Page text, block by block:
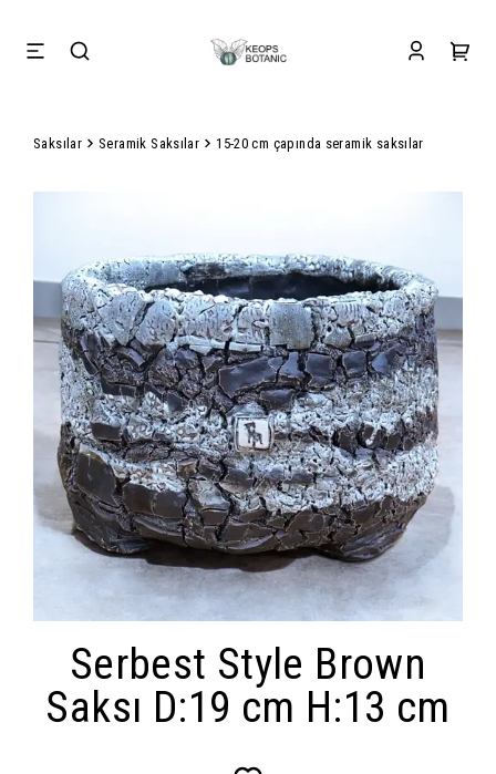
Saksılar Seramik Saksılar 15-20 cm çapında seramik saksılar
Serbest Style Brown
Saksı D:19 cm H:13 cm